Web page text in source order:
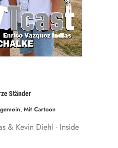
Ständer
, Mit Cartoon
& Kevin Diehl - Inside